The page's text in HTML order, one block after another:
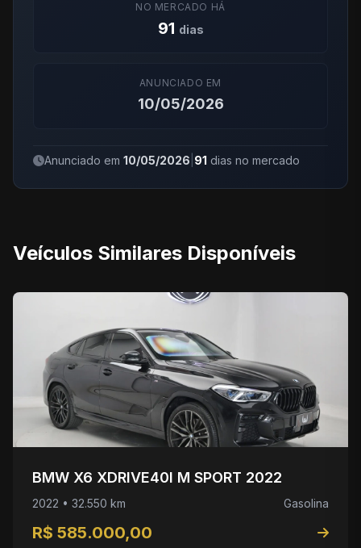
NO MERCADO HÁ
91 dias
ANUNCIADO EM
10/05/2026
Anunciado em 10/05/2026 91 dias no mercado
Veículos Similares Disponíveis
BMW X6 XDRIVE40I M SPORT 2022
2022 • 32.550 km Gasolina
R$ 585.000,00